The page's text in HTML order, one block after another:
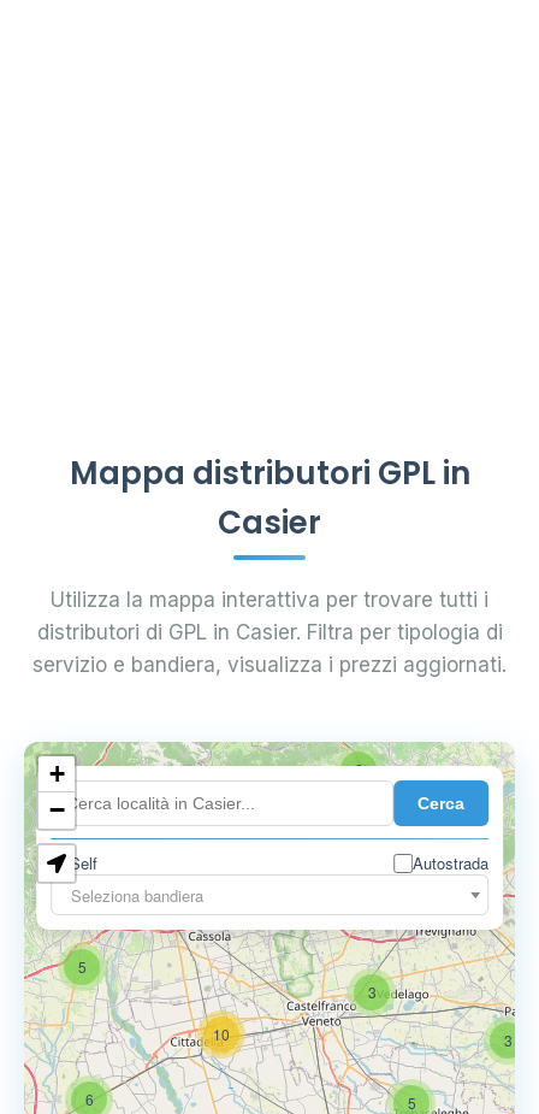
Mappa distributori GPL in
Casier
Utilizza la mappa interattiva per trovare tutti i
distributori di GPL in Casier. Filtra per tipologia di
servizio e bandiera, visualizza i prezzi aggiornati.
Cerca
Self
Autostrada
Seleziona bandiera
3
3
2
5
6
5
6
10
+
−